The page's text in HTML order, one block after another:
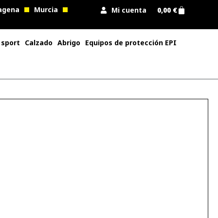
Murcia Mi cuenta 0,00 €
sport Calzado Abrigo Equipos de protección EPI